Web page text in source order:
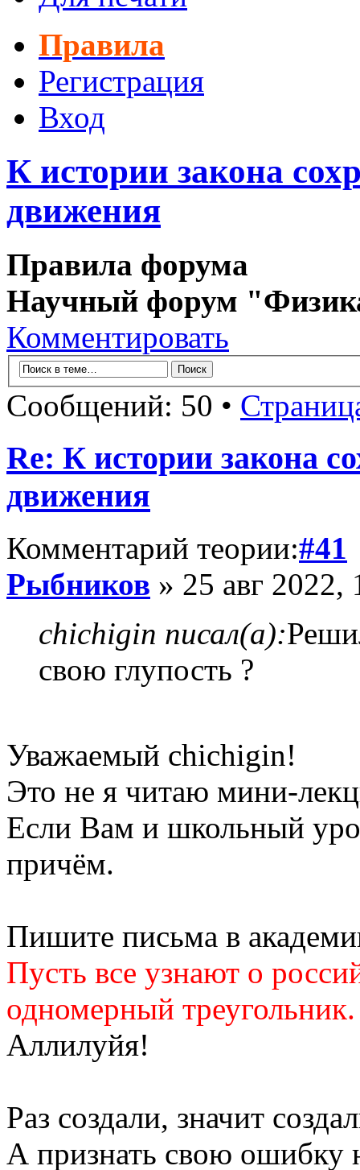
Правила
Регистрация
Вход
К истории закона
движения
Правила форума
Научный форум
Комментировать
Сообщений: 50 •
Re: К истории закона
движения
Комментарий теории:#41
Рыбников » 25 авг 2022,
chichigin писал(а):
свою глупость ?
Уважаемый chichigin!
Это не я читаю мини-
Если Вам и школьный
причём.
Пишите письма в
Пусть все узнают о
одномерный треугольник.
Аллилуйя!
Раз создали, значит
А признать свою ошибку